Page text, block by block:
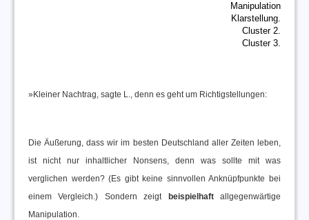
Manipulation
Klarstellung.
Cluster 2.
Cluster 3.
»Kleiner Nachtrag, sagte L., denn es geht um Richtigstellungen:
Die Äußerung, dass wir im besten Deutschland aller Zeiten leben,
ist nicht nur inhaltlicher Nonsens, denn was sollte mit was
verglichen werden? (Es gibt keine sinnvollen Anknüpfpunkte bei
einem Vergleich.) Sondern zeigt
beispielhaftallgegenwärtige
Manipulation.